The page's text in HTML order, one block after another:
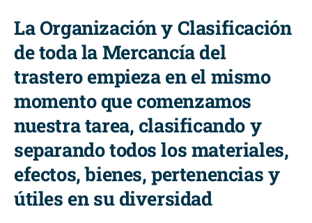
La Organización y Clasificación
de toda la Mercancía del
trastero empieza en el mismo
momento que comenzamos
nuestra tarea, clasificando y
separando todos los materiales,
efectos, bienes, pertenencias y
útiles en su diversidad